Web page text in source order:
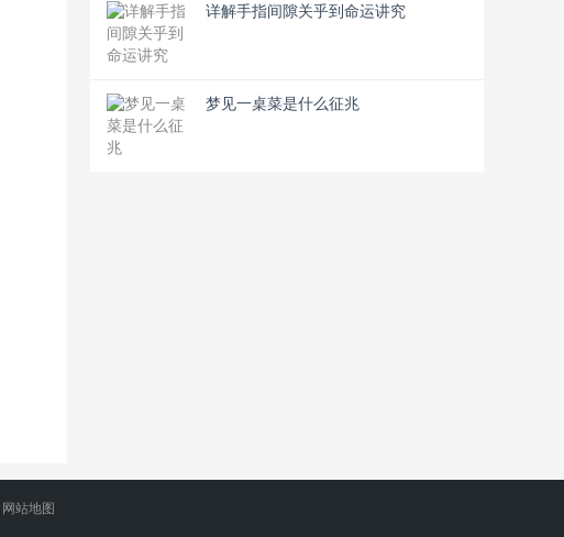
详解手指间隙关乎到命运讲究
梦见一桌菜是什么征兆
网站地图